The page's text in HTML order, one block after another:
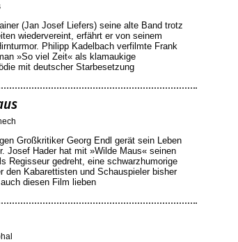
(Jan Josef Liefers) seine alte Band trotz
wiedervereint, erfährt er von seinem
Philipp Kadelbach verfilmte Frank
»So viel Zeit« als klamaukige
mit deutscher Starbesetzung
Großkritiker Georg Endl gerät sein Leben
Josef Hader hat mit »Wilde Maus« seinen
Regisseur gedreht, eine schwarzhumorige
den Kabarettisten und Schauspieler bisher
diesen Film lieben